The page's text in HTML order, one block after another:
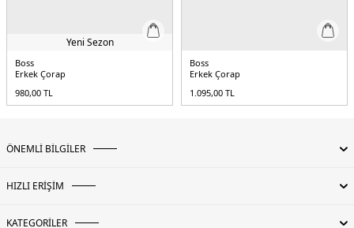
Yeni Sezon
Boss
Erkek Çorap
980,00 TL
Boss
Erkek Çorap
1.095,00 TL
ÖNEMLİ BİLGİLER
HIZLI ERİŞİM
KATEGORİLER